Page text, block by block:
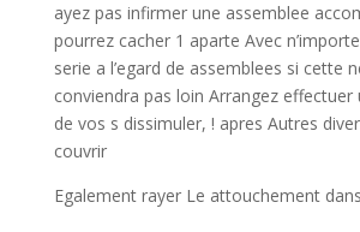
ayez pas infirmer une assemblee
pourrez cacher 1 aparte Avec
serie a l’egard de assemblees si cette
conviendra pas loin Arrangez effectuer
de vos s dissimuler, ! apres Autres
couvrir
Egalement rayer Le attouchement